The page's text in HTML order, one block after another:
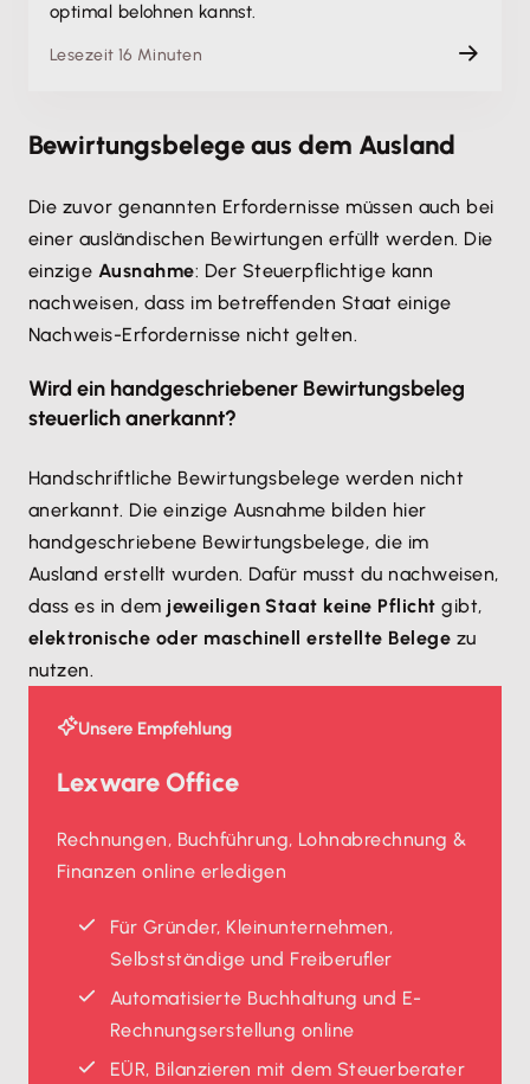
optimal belohnen kannst.
Lesezeit 16 Minuten
Bewirtungsbelege aus dem Ausland
Die zuvor genannten Erfordernisse müssen auch bei
einer ausländischen Bewirtungen erfüllt werden. Die
einzige Ausnahme: Der Steuerpflichtige kann
nachweisen, dass im betreffenden Staat einige
Nachweis-Erfordernisse nicht gelten.
Wird ein handgeschriebener Bewirtungsbeleg
steuerlich anerkannt?
Handschriftliche Bewirtungsbelege werden nicht
anerkannt. Die einzige Ausnahme bilden hier
handgeschriebene Bewirtungsbelege, die im
Ausland erstellt wurden. Dafür musst du nachweisen,
dass es in dem jeweiligen Staat keine Pflicht gibt,
elektronische oder maschinell erstellte Belege zu
nutzen.
Unsere Empfehlung
Lexware Office
Rechnungen, Buchführung, Lohnabrechnung &
Finanzen online erledigen
Für Gründer, Kleinunternehmen,
Selbstständige und Freiberufler
Automatisierte Buchhaltung und E-
Rechnungserstellung online
EÜR, Bilanzieren mit dem Steuerberater